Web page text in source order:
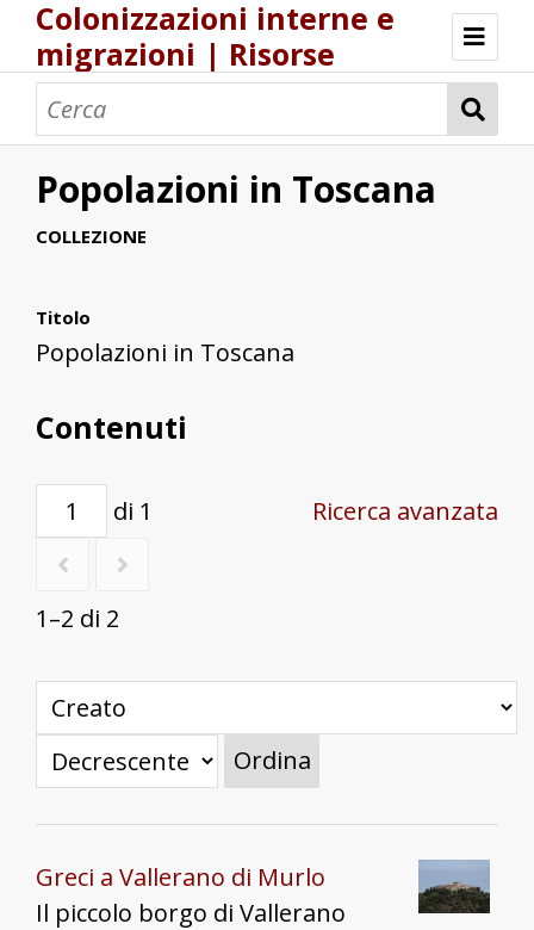
Colonizzazioni interne e
migrazioni | Risorse
Risorse Storia.DH.Unica.it
Popolamenti nel Regno di Sardegna
Una logistica europea del popolamento?
Popolazioni in Toscana
COLLEZIONE
Titolo
Popolazioni in Toscana
Contenuti
di 1
1–2 di 2
Ricerca avanzata
Ordina
Greci a Vallerano di Murlo
Il piccolo borgo di Vallerano